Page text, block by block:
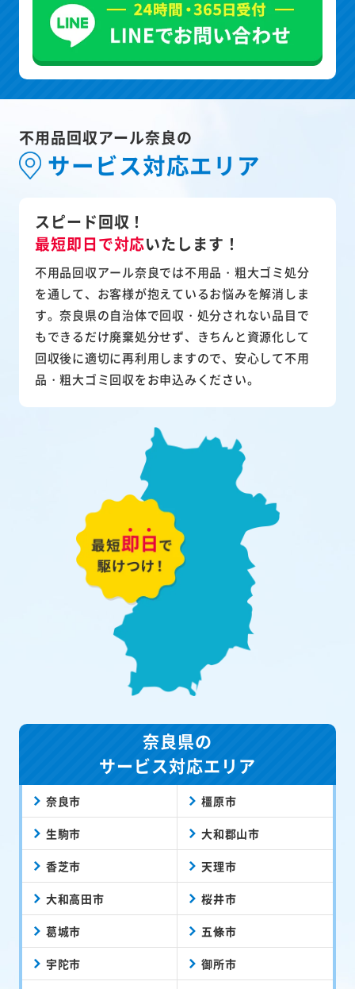
不用品回収アール奈良の
サービス対応エリア
スピード回収！
最短即日で対応いたします！
不用品回収アール奈良では不用品・粗大ゴミ処分
を通して、お客様が抱えているお悩みを解消しま
す。奈良県の自治体で回収・処分されない品目で
もできるだけ廃棄処分せず、きちんと資源化して
回収後に適切に再利用しますので、安心して不用
品・粗大ゴミ回収をお申込みください。
奈良県の
サービス対応エリア
奈良市 橿原市
生駒市 大和郡山市
香芝市 天理市
大和高田市 桜井市
葛城市 五條市
宇陀市 御所市